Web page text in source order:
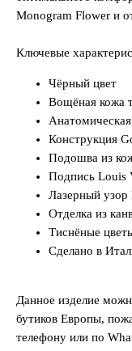
Monogram Flower и
Ключевые
Чёрный цвет
Вощёная кожа
Анатомическая
Конструкция
Подошва из
Подпись Louis
Лазерный
Отделка из
Тиснёные
Сделано в
Данное изделие
бутиков Европы,
телефону или по